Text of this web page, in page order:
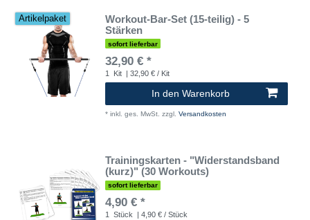
Artikelpaket
Workout-Bar-Set (15-teilig) - 5
Stärken
sofort lieferbar
32,90 € *
1 Kit | 32,90 € / Kit
In den Warenkorb
* inkl. ges. MwSt. zzgl. Versandkosten
Trainingskarten - "Widerstandsband
(kurz)" (30 Workouts)
sofort lieferbar
4,90 € *
1 Stück | 4,90 € / Stück